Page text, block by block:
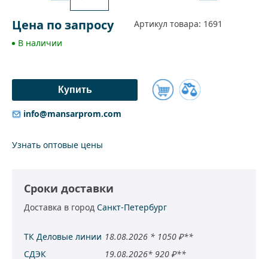
Цена по запросу
В наличии
Артикул товара: 1691
Купить
info@mansarprom.com
Узнать оптовые цены
Сроки доставки
Доставка в город Санкт-Петербург
ТК Деловые линии 18.08.2026 * 1050 ₽**
СДЭК
19.08.2026* 920 ₽**